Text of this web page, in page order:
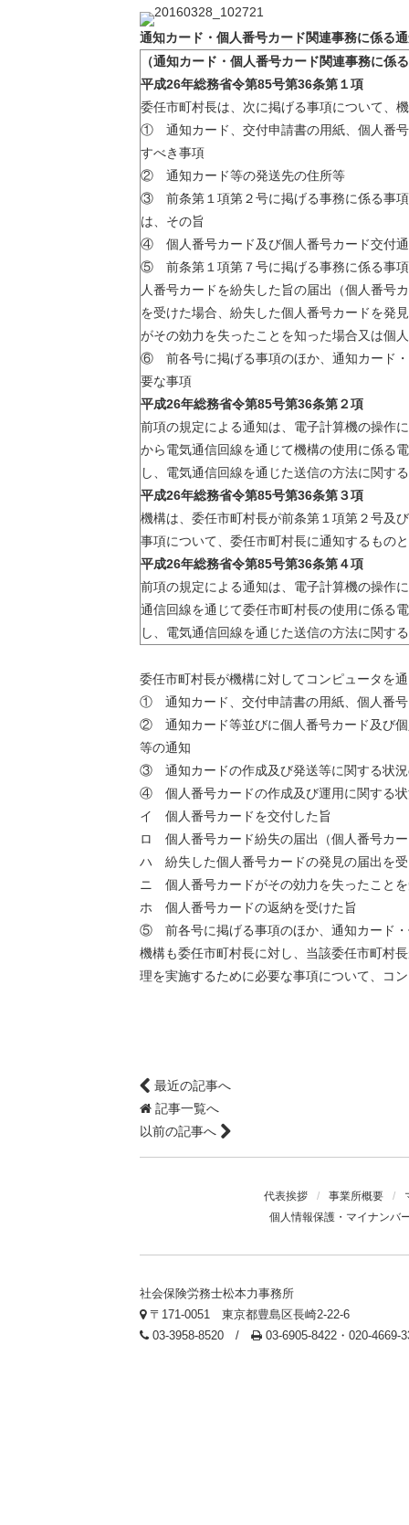
通知カード・個人番号カード関連事務に係る
（通知カード・個人番号カード関連事務に係
平成26年総務省令第85号第36条第１項
委任市町村長は、次に掲げる事項について、
① 通知カード、交付申請書の用紙、個人番
すべき事項
② 通知カード等の発送先の住所等
③ 前条第１項第２号に掲げる事務に係る事
は、その旨
④ 個人番号カード及び個人番号カード交付
⑤ 前条第１項第７号に掲げる事務に係る事
人番号カードを紛失した旨の届出（個人番号
を受けた場合、紛失した個人番号カードを発
がその効力を失ったことを知った場合又は個
⑥ 前各号に掲げる事項のほか、通知カード
要な事項
平成26年総務省令第85号第36条第２項
前項の規定による通知は、電子計算機の操作
から電気通信回線を通じて機構の使用に係る
し、電気通信回線を通じた送信の方法に関す
平成26年総務省令第85号第36条第３項
機構は、委任市町村長が前条第１項第２号及
事項について、委任市町村長に通知するもの
平成26年総務省令第85号第36条第４項
前項の規定による通知は、電子計算機の操作
通信回線を通じて委任市町村長の使用に係る
し、電気通信回線を通じた送信の方法に関す
委任市町村長が機構に対してコンピュータを
① 通知カード、交付申請書の用紙、個人番号
② 通知カード等並びに個人番号カード及び個
等の通知
③ 通知カードの作成及び発送等に関する状況
④ 個人番号カードの作成及び運用に関する状
イ 個人番号カードを交付した旨
ロ 個人番号カード紛失の届出（個人番号カ
ハ 紛失した個人番号カードの発見の届出を
ニ 個人番号カードがその効力を失ったこと
ホ 個人番号カードの返納を受けた旨
⑤ 前各号に掲げる事項のほか、通知カード・
機構も委任市町村長に対し、当該委任市町村
理を実施するために必要な事項について、コ
最近の記事へ
記事一覧へ
以前の記事へ
代表挨拶 / 事業所概要 /
個人情報保護・マイナンバ
社会保険労務士松本力事務所
〒171-0051 東京都豊島区長崎2-22-6
03-3958-8520 /
03-6905-8422・020-4669-